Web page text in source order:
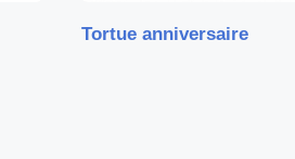
Tortue anniversaire